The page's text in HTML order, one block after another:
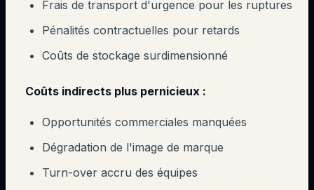
Frais de transport d'urgence pour les ruptures
Pénalités contractuelles pour retards
Coûts de stockage surdimensionné
Coûts indirects plus pernicieux :
Opportunités commerciales manquées
Dégradation de l'image de marque
Turn-over accru des équipes